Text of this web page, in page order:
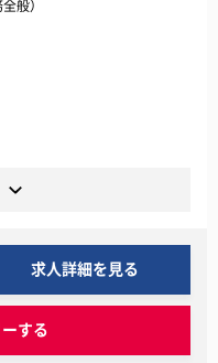
般）
求人詳細を見る
する